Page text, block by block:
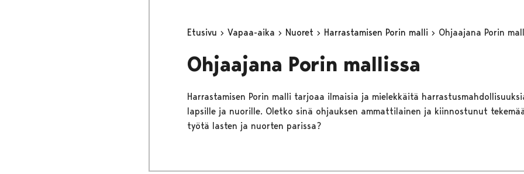
Etusivu Vapaa-aika Nuoret Harrastamisen Porin malli Ohjaajana Porin
Ohjaajana Porin mallissa
Harrastamisen Porin malli tarjoaa ilmaisia ja mielekkäitä
lapsille ja nuorille. Oletko sinä ohjauksen ammattilainen ja kiinnostunut
työtä lasten ja nuorten parissa?